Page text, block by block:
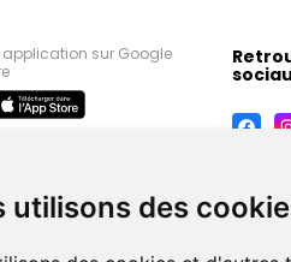
utilisons des
application sur Google